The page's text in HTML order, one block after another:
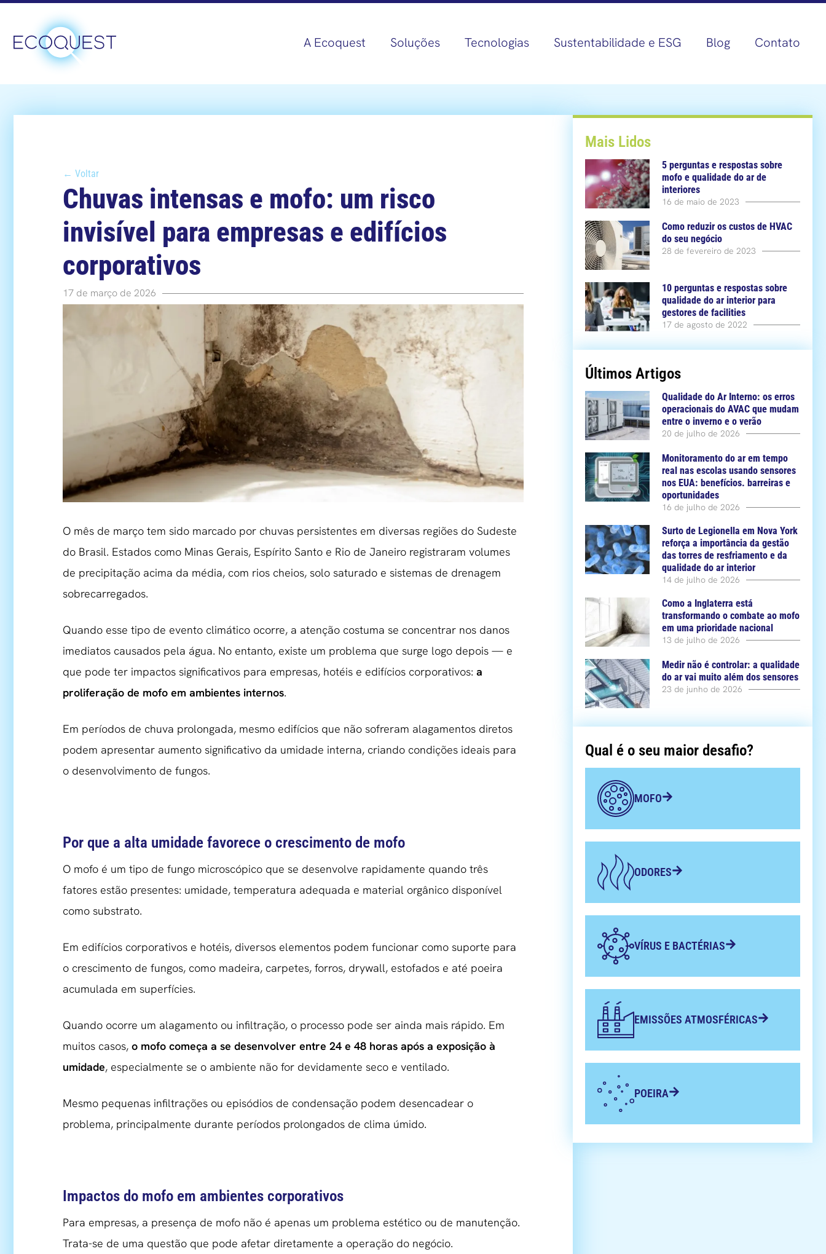
A Ecoquest Soluções Tecnologias Sustentabilidade e ESG Blog Contato
← Voltar
Chuvas intensas e mofo: um risco
invisível para empresas e edifícios
corporativos
17 de março de 2026
O mês de março tem sido marcado por chuvas persistentes em diversas regiões do Sudeste
do Brasil. Estados como Minas Gerais, Espírito Santo e Rio de Janeiro registraram volumes
de precipitação acima da média, com rios cheios, solo saturado e sistemas de drenagem
sobrecarregados.
Quando esse tipo de evento climático ocorre, a atenção costuma se concentrar nos danos
imediatos causados pela água. No entanto, existe um problema que surge logo depois — e
que pode ter impactos significativos para empresas, hotéis e edifícios corporativos: a
proliferação de mofo em ambientes internos.
Em períodos de chuva prolongada, mesmo edifícios que não sofreram alagamentos diretos
podem apresentar aumento significativo da umidade interna, criando condições ideais para
o desenvolvimento de fungos.
Por que a alta umidade favorece o crescimento de mofo
O mofo é um tipo de fungo microscópico que se desenvolve rapidamente quando três
fatores estão presentes: umidade, temperatura adequada e material orgânico disponível
como substrato.
Em edifícios corporativos e hotéis, diversos elementos podem funcionar como suporte para
o crescimento de fungos, como madeira, carpetes, forros, drywall, estofados e até poeira
acumulada em superfícies.
Quando ocorre um alagamento ou infiltração, o processo pode ser ainda mais rápido. Em
muitos casos, o mofo começa a se desenvolver entre 24 e 48 horas após a exposição à
umidade, especialmente se o ambiente não for devidamente seco e ventilado.
Mesmo pequenas infiltrações ou episódios de condensação podem desencadear o
problema, principalmente durante períodos prolongados de clima úmido.
Impactos do mofo em ambientes corporativos
Para empresas, a presença de mofo não é apenas um problema estético ou de manutenção.
Trata-se de uma questão que pode afetar diretamente a operação do negócio.
Mais Lidos
5 perguntas e respostas sobre
mofo e qualidade do ar de
interiores
16 de maio de 2023
Como reduzir os custos de HVAC
do seu negócio
28 de fevereiro de 2023
10 perguntas e respostas sobre
qualidade do ar interior para
gestores de facilities
17 de agosto de 2022
Últimos Artigos
Qualidade do Ar Interno: os erros
operacionais do AVAC que mudam
entre o inverno e o verão
20 de julho de 2026
Monitoramento do ar em tempo
real nas escolas usando sensores
nos EUA: benefícios. barreiras e
oportunidades
16 de julho de 2026
Surto de Legionella em Nova York
reforça a importância da gestão
das torres de resfriamento e da
qualidade do ar interior
14 de julho de 2026
Como a Inglaterra está
transformando o combate ao mofo
em uma prioridade nacional
13 de julho de 2026
Medir não é controlar: a qualidade
do ar vai muito além dos sensores
23 de junho de 2026
Qual é o seu maior desafio?
MOFO
ODORES
VÍRUS E BACTÉRIAS
EMISSÕES ATMOSFÉRICAS
POEIRA